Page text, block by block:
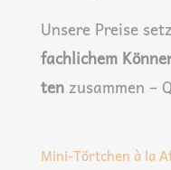
Unse­re Prei­se
fach­li­chem
tenzusam­men –
Mini-Törtchen à la